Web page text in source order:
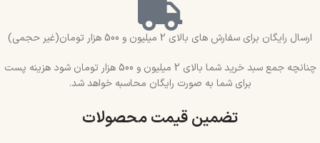
ارسال رایگان برای سفارش های بالای 2 میلیون و 500 هزار تومان(غیر حجمی)
چنانچه جمع سبد خرید شما بالای 2 میلیون و 500 هزار تومان شود هزینه پست
برای شما به صورت رایگان محاسبه خواهد شد.
تضمین قیمت محصولات